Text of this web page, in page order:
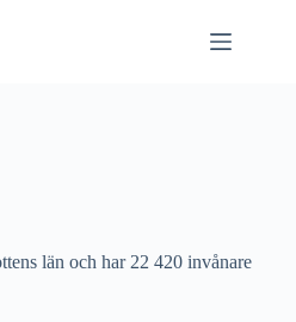
län och har 22 420 invånare